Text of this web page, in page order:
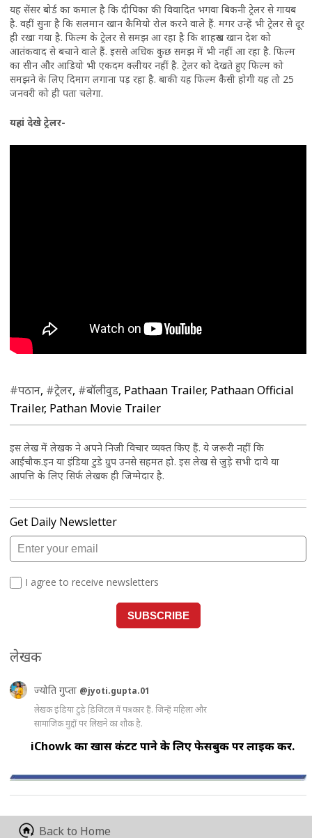
यह सेंसर बोर्ड का कमाल है कि दीपिका की विवादित भगवा बिकनी ट्रेलर से गायब
है. वहीं सुना है कि सलमान खान कैमियो रोल करने वाले हैं. मगर उन्हें भी ट्रेलर से दूर
ही रखा गया है. फिल्म के ट्रेलर से समझ आ रहा है कि शाहरुख खान देश को
आतंकवाद से बचाने वाले हैं. इससे अधिक कुछ समझ में भी नहीं आ रहा है. फिल्म
का सीन और आडियो भी एकदम क्लीयर नहीं है. ट्रेलर को देखते हुए फिल्म को
समझने के लिए दिमाग लगाना पड़ रहा है. बाकी यह फिल्म कैसी होगी यह तो 25
जनवरी को ही पता चलेगा.
यहां देखे ट्रेलर-
#पठान, #ट्रेलर, #बॉलीवुड, Pathaan Trailer, Pathaan Official
Trailer, Pathan Movie Trailer
इस लेख में लेखक ने अपने निजी विचार व्यक्त किए हैं. ये जरूरी नहीं कि
आईचौक.इन या इंडिया टुडे ग्रुप उनसे सहमत हो. इस लेख से जुड़े सभी दावे या
आपत्ति के लिए सिर्फ लेखक ही जिम्मेदार है.
लेखक
ज्योति गुप्ता @jyoti.gupta.01
लेखक इंडिया टुडे डि़जिटल में पत्रकार हैं. जिन्हें महिला और
सामाजिक मुद्दों पर लिखने का शौक है.
iChowk का खास कंटेंट पाने के लिए फेसबुक पर लाइक करें.
Back to Home